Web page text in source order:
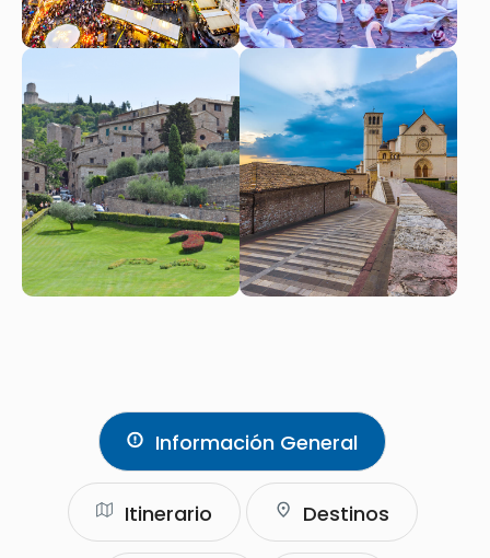
Información General
Itinerario Destinos